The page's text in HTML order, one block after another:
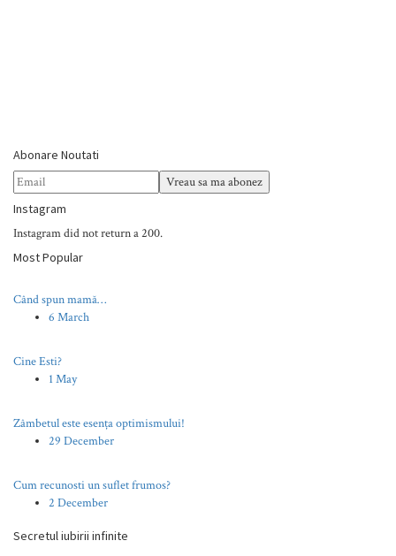
Abonare Noutati
Instagram
Instagram did not return a 200.
Most Popular
Când spun mamă…
6 March
Cine Esti?
1 May
Zâmbetul este esența optimismului!
29 December
Cum recunosti un suflet frumos?
2 December
Secretul iubirii infinite